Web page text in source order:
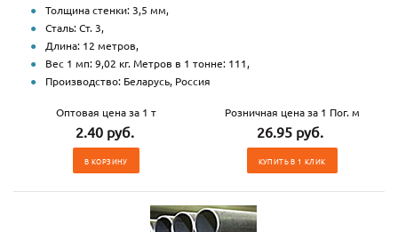
Толщина стенки: 3,5 мм,
Сталь: Ст. 3,
Длина: 12 метров,
Вес 1 мп: 9,02 кг. Метров в 1 тонне: 111,
Производство: Беларусь, Россия
Оптовая цена за 1 т
2.40 руб.
В КОРЗИНУ
Розничная цена за 1 Пог. м
26.95 руб.
КУПИТЬ В 1 КЛИК